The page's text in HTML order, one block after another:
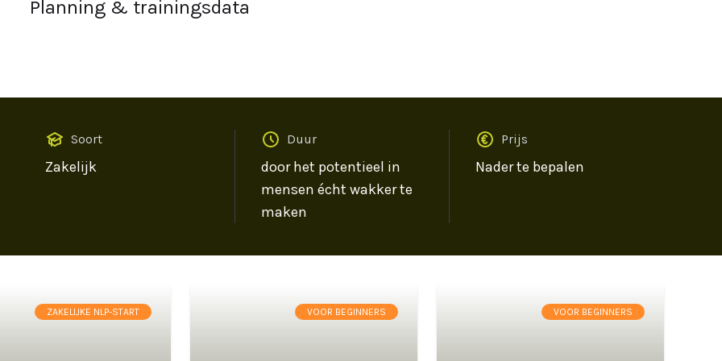
Planning & trainingsdata
Soort
Zakelijk
Duur
door het potentieel in
mensen écht wakker te
maken
Prijs
Nader te bepalen
ZAKELIJKE NLP-START VOOR BEGINNERS VOOR BEGINNERS